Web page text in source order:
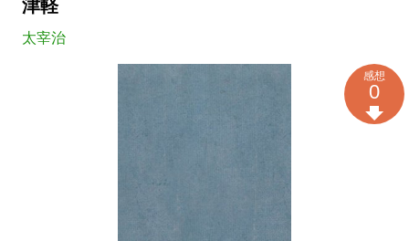
津軽
太宰治
感想
0